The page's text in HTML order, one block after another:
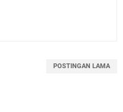
POSTINGAN LAMA